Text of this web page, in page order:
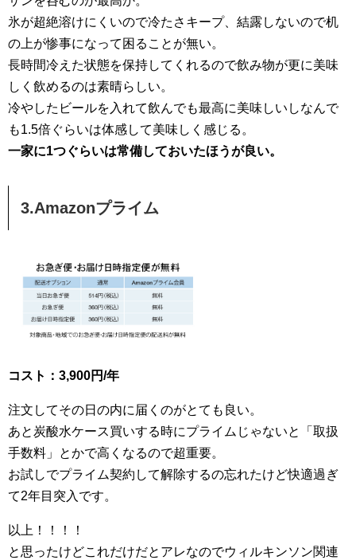
氷が超絶溶けにくいので冷たさキープ、結露しないので机
の上が惨事になって困ることが無い。
長時間冷えた状態を保持してくれるので飲み物が更に美味
しく飲めるのは素晴らしい。
冷やしたビールを入れて飲んでも最高に美味しいしなんで
も1.5倍ぐらいは体感して美味しく感じる。
一家に1つぐらいは常備しておいたほうが良い。
3.Amazonプライム
コスト：3,900円/年
注文してその日の内に届くのがとても良い。
あと炭酸水ケース買いする時にプライムじゃないと「取扱
手数料」とかで高くなるので超重要。
お試しでプライム契約して解除するの忘れたけど快適過ぎ
て2年目突入です。
以上！！！！
と思ったけどこれだけだとアレなのでウィルキンソン関連